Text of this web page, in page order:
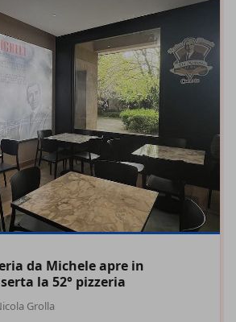
da Michele apre in
la 52° pizzeria
Grolla